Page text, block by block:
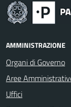
AMMINISTRAZIONE
Organi di Governo
Aree
Uffici